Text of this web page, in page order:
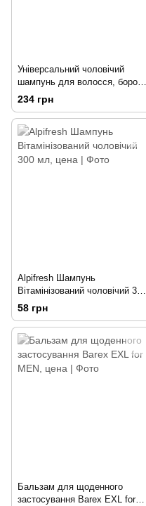
Універсальний чоловічий
шампунь для волосся, бороди
і тіла Arren Grooming Multiply
Shampoo 400 мл
234 грн
Alpifresh Шампунь
Вітамінізований чоловічий 300
мл
58 грн
Бальзам для щоденного
застосування Barex EXL for